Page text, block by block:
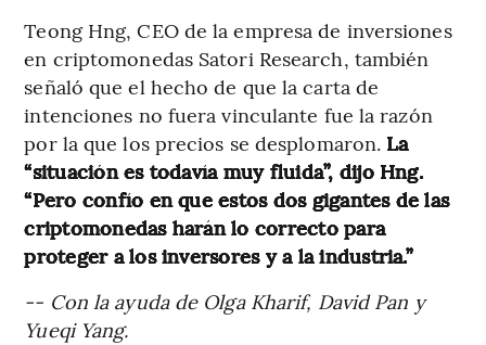
Teong Hng, CEO de la empresa de inversiones
en criptomonedas Satori Research, también
señaló que el hecho de que la carta de
intenciones no fuera vinculante fue la razón
por la que los precios se desplomaron. La
“situación es todavía muy fluida”, dijo Hng.
“Pero confío en que estos dos gigantes de las
criptomonedas harán lo correcto para
proteger a los inversores y a la industria.”
-- Con la ayuda de Olga Kharif, David Pan y
Yueqi Yang.